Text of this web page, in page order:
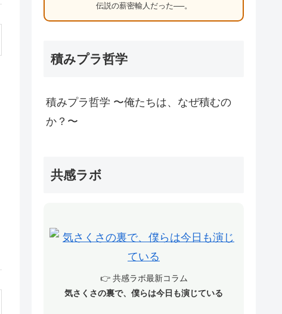
伝説の薪密輸人だった──。
積みプラ哲学
積みプラ哲学 〜俺たちは、なぜ積むの
か？〜
共感ラボ
👉 共感ラボ最新コラム
気さくさの裏で、僕らは今日も演じている